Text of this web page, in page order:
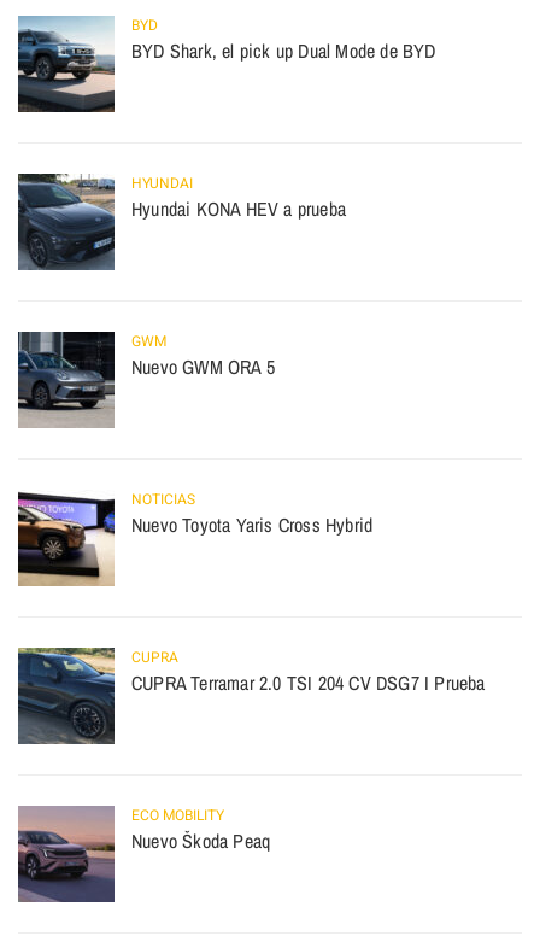
BYD
BYD Shark, el pick up Dual Mode de BYD
HYUNDAI
Hyundai KONA HEV a prueba
GWM
Nuevo GWM ORA 5
NOTICIAS
Nuevo Toyota Yaris Cross Hybrid
CUPRA
CUPRA Terramar 2.0 TSI 204 CV DSG7 I Prueba
ECO MOBILITY
Nuevo Škoda Peaq